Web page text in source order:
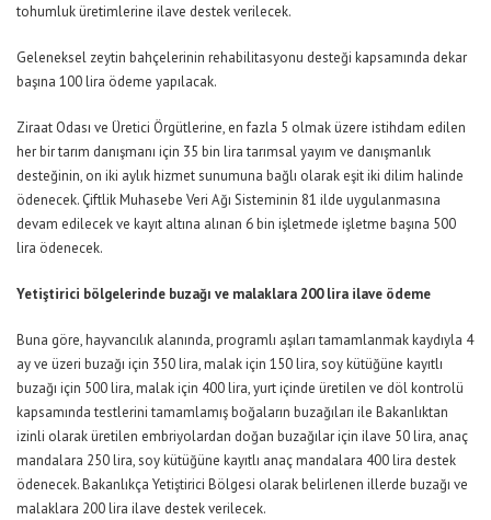
tohumluk üretimlerine ilave destek verilecek.
Geleneksel zeytin bahçelerinin rehabilitasyonu desteği kapsamında dekar
başına 100 lira ödeme yapılacak.
Ziraat Odası ve Üretici Örgütlerine, en fazla 5 olmak üzere istihdam edilen
her bir tarım danışmanı için 35 bin lira tarımsal yayım ve danışmanlık
desteğinin, on iki aylık hizmet sunumuna bağlı olarak eşit iki dilim halinde
ödenecek. Çiftlik Muhasebe Veri Ağı Sisteminin 81 ilde uygulanmasına
devam edilecek ve kayıt altına alınan 6 bin işletmede işletme başına 500
lira ödenecek.
Yetiştirici bölgelerinde buzağı ve malaklara 200 lira ilave ödeme
Buna göre, hayvancılık alanında, programlı aşıları tamamlanmak kaydıyla 4
ay ve üzeri buzağı için 350 lira, malak için 150 lira, soy kütüğüne kayıtlı
buzağı için 500 lira, malak için 400 lira, yurt içinde üretilen ve döl kontrolü
kapsamında testlerini tamamlamış boğaların buzağıları ile Bakanlıktan
izinli olarak üretilen embriyolardan doğan buzağılar için ilave 50 lira, anaç
mandalara 250 lira, soy kütüğüne kayıtlı anaç mandalara 400 lira destek
ödenecek. Bakanlıkça Yetiştirici Bölgesi olarak belirlenen illerde buzağı ve
malaklara 200 lira ilave destek verilecek.